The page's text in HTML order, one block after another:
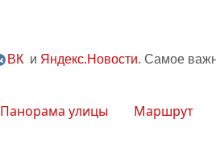
ВК и Яндекс.Новости. Самое
Панорама улицы Маршрут